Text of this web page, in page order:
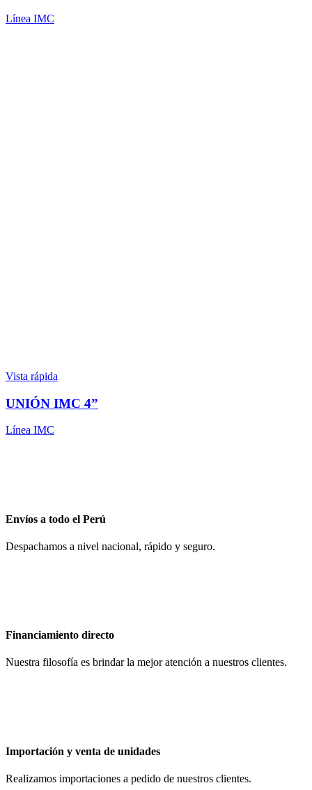
Línea IMC
Vista rápida
UNIÓN IMC 4”
Línea IMC
Envíos a todo el Perú
Despachamos a nivel nacional, rápido y seguro.
Financiamiento directo
Nuestra filosofía es brindar la mejor atención a nuestros clientes.
Importación y venta de unidades
Realizamos importaciones a pedido de nuestros clientes.